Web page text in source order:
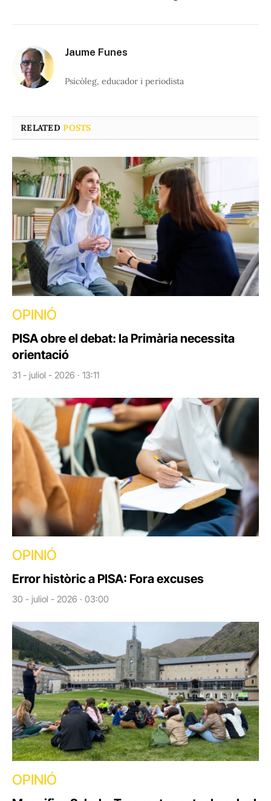
Jaume Funes
Psicòleg, educador i periodista
RELATEDPOSTS
OPINIÓ
PISA obre el debat: la Primària necessita
orientació
31 - juliol - 2026 · 13:11
OPINIÓ
Error històric a PISA: Fora excuses
30 - juliol - 2026 · 03:00
OPINIÓ